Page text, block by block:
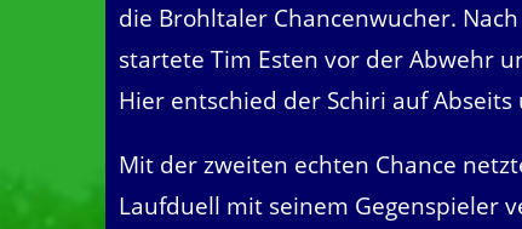
die Brohltaler Chancenwucher.
startete Tim Esten vor der Abwehr
Hier entschied der Schiri auf
Mit der zweiten echten Chance
Laufduell mit seinem Gegenspieler